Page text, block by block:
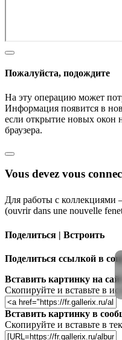
Пожалуйста, подождите
На эту операцию может
Информация появится в
если открытие новых окон
браузера.
Vous devez vous
Для работы с коллекциями
(ouvrir dans une nouvelle
Поделиться | Встроить
Поделиться ссылкой в
Вставить картинку на сайт:
Скопируйте и вставьте в
Вставить картинку в
Скопируйте и вставьте в